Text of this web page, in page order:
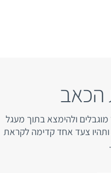
הכאב
ולהימצא בתוך מעגל
ותהיו צעד אחד קדימה לקראת